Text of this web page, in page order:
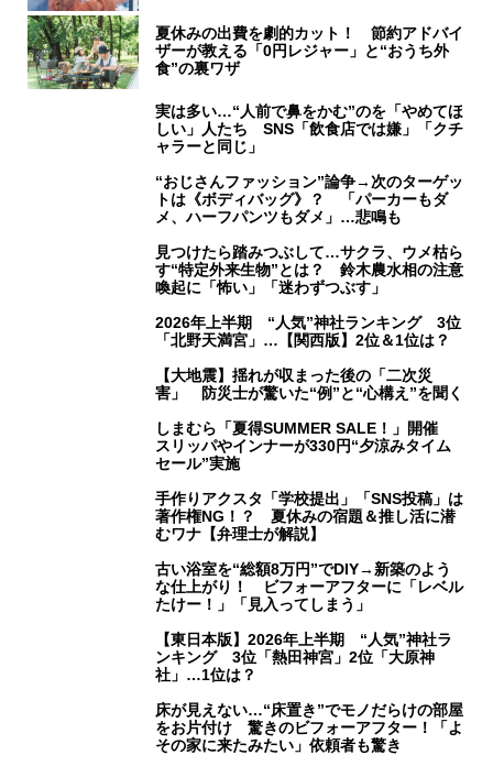
夏休みの出費を劇的カット！ 節約アドバイ
ザーが教える「0円レジャー」と“おうち外
食”の裏ワザ
実は多い…“人前で鼻をかむ”のを「やめてほ
しい」人たち SNS「飲食店では嫌」「クチ
ャラーと同じ」
“おじさんファッション”論争→次のターゲッ
トは《ボディバッグ》？ 「パーカーもダ
メ、ハーフパンツもダメ」…悲鳴も
見つけたら踏みつぶして…サクラ、ウメ枯ら
す“特定外来生物”とは？ 鈴木農水相の注意
喚起に「怖い」「迷わずつぶす」
2026年上半期 “人気”神社ランキング 3位
「北野天満宮」…【関西版】2位＆1位は？
【大地震】揺れが収まった後の「二次災
害」 防災士が驚いた“例”と“心構え”を聞く
しまむら「夏得SUMMER SALE！」開催
スリッパやインナーが330円“夕涼みタイム
セール”実施
手作りアクスタ「学校提出」「SNS投稿」は
著作権NG！？ 夏休みの宿題＆推し活に潜
むワナ【弁理士が解説】
古い浴室を“総額8万円”でDIY→新築のよう
な仕上がり！ ビフォーアフターに「レベル
たけー！」「見入ってしまう」
【東日本版】2026年上半期 “人気”神社ラ
ンキング 3位「熱田神宮」2位「大原神
社」…1位は？
床が見えない…“床置き”でモノだらけの部屋
をお片付け 驚きのビフォーアフター！「よ
その家に来たみたい」依頼者も驚き